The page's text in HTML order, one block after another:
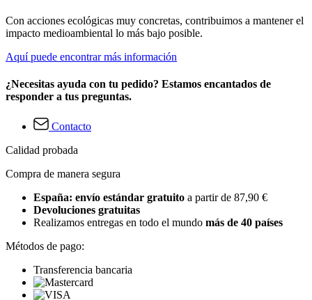
Con acciones ecológicas muy concretas, contribuimos a mantener el
impacto medioambiental lo más bajo posible.
Aquí puede encontrar más información
¿Necesitas ayuda con tu pedido? Estamos encantados de
responder a tus preguntas.
Contacto
Calidad probada
Compra de manera segura
España: envío estándar gratuito a partir de 87,90 €
Devoluciones gratuitas
Realizamos entregas en todo el mundo más de 40 países
Métodos de pago:
Transferencia bancaria